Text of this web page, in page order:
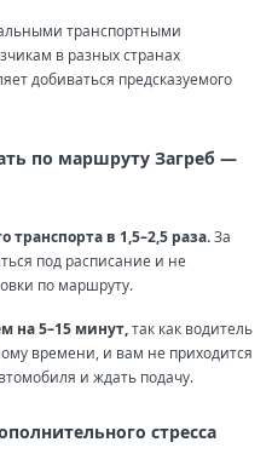
транспортными
в разных странах
добиваться предсказуемого
по маршруту Загреб —
транспорта в 1,5–2,5 раза.За
под расписание и не
по маршруту.
на 5–15 минут,так как водитель
времени, и вам не приходится
и ждать подачу.
стресса